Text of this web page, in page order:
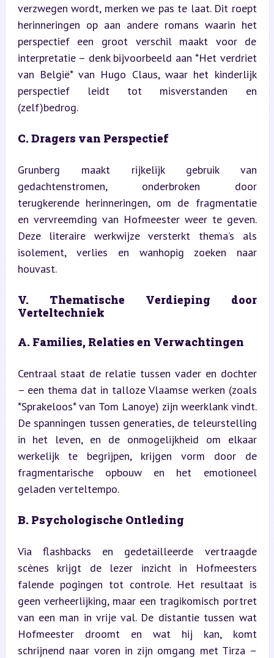
verzwegen wordt, merken we pas te laat. Dit roept
herinneringen op aan andere romans waarin het
perspectief een groot verschil maakt voor de
interpretatie – denk bijvoorbeeld aan *Het verdriet
van België* van Hugo Claus, waar het kinderlijk
perspectief leidt tot misverstanden en
(zelf)bedrog.
C. Dragers van Perspectief
Grunberg maakt rijkelijk gebruik van
gedachtenstromen, onderbroken door
terugkerende herinneringen, om de fragmentatie
en vervreemding van Hofmeester weer te geven.
Deze literaire werkwijze versterkt thema’s als
isolement, verlies en wanhopig zoeken naar
houvast.
V. Thematische Verdieping door
Verteltechniek
A. Families, Relaties en Verwachtingen
Centraal staat de relatie tussen vader en dochter
– een thema dat in talloze Vlaamse werken (zoals
*Sprakeloos* van Tom Lanoye) zijn weerklank vindt.
De spanningen tussen generaties, de teleurstelling
in het leven, en de onmogelijkheid om elkaar
werkelijk te begrijpen, krijgen vorm door de
fragmentarische opbouw en het emotioneel
geladen verteltempo.
B. Psychologische Ontleding
Via flashbacks en gedetailleerde vertraagde
scènes krijgt de lezer inzicht in Hofmeesters
falende pogingen tot controle. Het resultaat is
geen verheerlijking, maar een tragikomisch portret
van een man in vrije val. De distantie tussen wat
Hofmeester droomt en wat hij kan, komt
schrijnend naar voren in zijn omgang met Tirza –